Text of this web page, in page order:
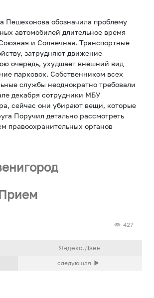
Пешехонова обозначила проблему
автомобилей длительное время
и Солнечная. Транспортные
затрудняют движение
очередь, ухудшает внешний вид
парковок. Собственником всех
службы неоднократно требовали
декабря сотрудники МБУ
сейчас они убирают вещи, которые
Поручил детально рассмотреть
правоохранительных органов
427